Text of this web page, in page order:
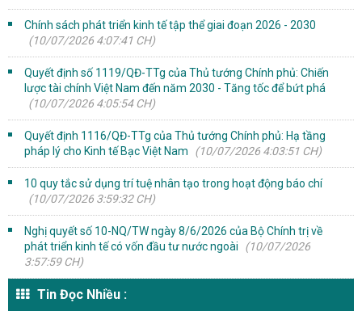
Chính sách phát triển kinh tế tập thể giai đoạn 2026 - 2030
(10/07/2026 4:07:41 CH)
Quyết định số 1119/QĐ-TTg của Thủ tướng Chính phủ: Chiến
lược tài chính Việt Nam đến năm 2030 - Tăng tốc để bứt phá
(10/07/2026 4:05:54 CH)
Quyết định 1116/QĐ-TTg của Thủ tướng Chính phủ: Hạ tầng
pháp lý cho Kinh tế Bạc Việt Nam
(10/07/2026 4:03:51 CH)
10 quy tắc sử dụng trí tuệ nhân tạo trong hoạt động báo chí
(10/07/2026 3:59:32 CH)
Nghị quyết số 10-NQ/TW ngày 8/6/2026 của Bộ Chính trị về
phát triển kinh tế có vốn đầu tư nước ngoài
(10/07/2026
3:57:59 CH)
Tin Đọc Nhiều :